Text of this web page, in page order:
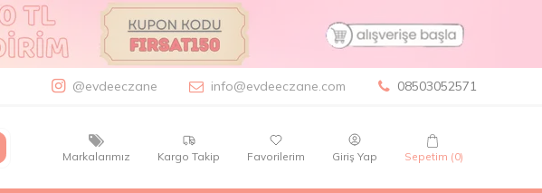
@evdeeczane info@evdeeczane.com 08503052571
Markalarımız Kargo Takip Favorilerim Giriş Yap Sepetim (0)